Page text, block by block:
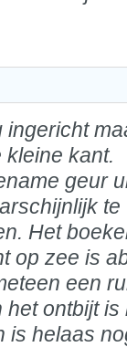
ingericht
kant.
geur
te
Het
op zee is
een
ontbijt
is helaas